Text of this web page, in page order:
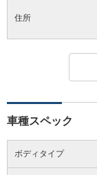
住所
車種スペック
ボディタイプ